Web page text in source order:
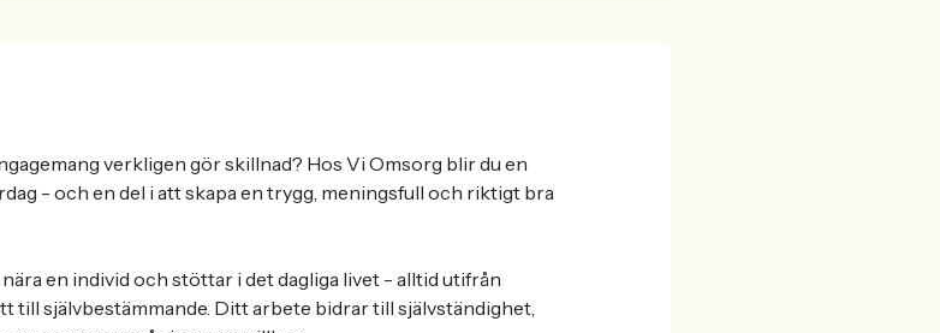
verkligen gör skillnad? Hos Vi Omsorg blir du en
- och en del i att skapa en trygg, meningsfull och riktigt bra
en individ och stöttar i det dagliga livet - alltid utifrån
till självbestämmande. Ditt arbete bidrar till självständighet,